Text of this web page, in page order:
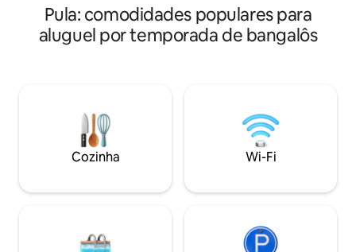
banheiro com chuveiro e um grande
terraço com parte privada do jardim
equipado com churrasqueira e móveis
geladeira com compartimento de
freezer, máquina de café. Casa
individual, ar condicionado, ar
condicionado incluído no preço, TV por
mudança semanal, toalhas fornecidas (2
os preços incluem o seguinte: mudança
ar condicionado
O Estúdio tem
cozinha,
praia de seixos
900 m de
pode ser
distância. O
Pula: comodidades populares para
aluguel por temporada de bangalôs
Cozinha Wi-Fi